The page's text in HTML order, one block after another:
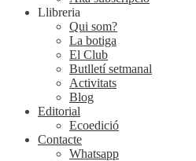
Llibreria
Qui som?
La botiga
El Club
Butlletí setmanal
Activitats
Blog
Editorial
Ecoedició
Contacte
Whatsapp